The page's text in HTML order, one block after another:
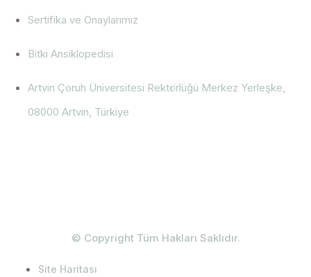
Sertifika ve Onaylarımız
Bitki Ansiklopedisi
Artvin Çoruh Üniversitesi Rektörlüğü Merkez Yerleşke,
08000 Artvin, Türkiye
© Copyright Tüm Hakları Saklıdır.
Site Haritası